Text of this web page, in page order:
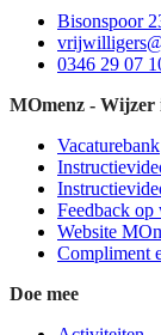
Bisonspoor
0346 29 07
MOmenz -
Vacaturebank
Feedback op
Website
Compliment
Doe mee